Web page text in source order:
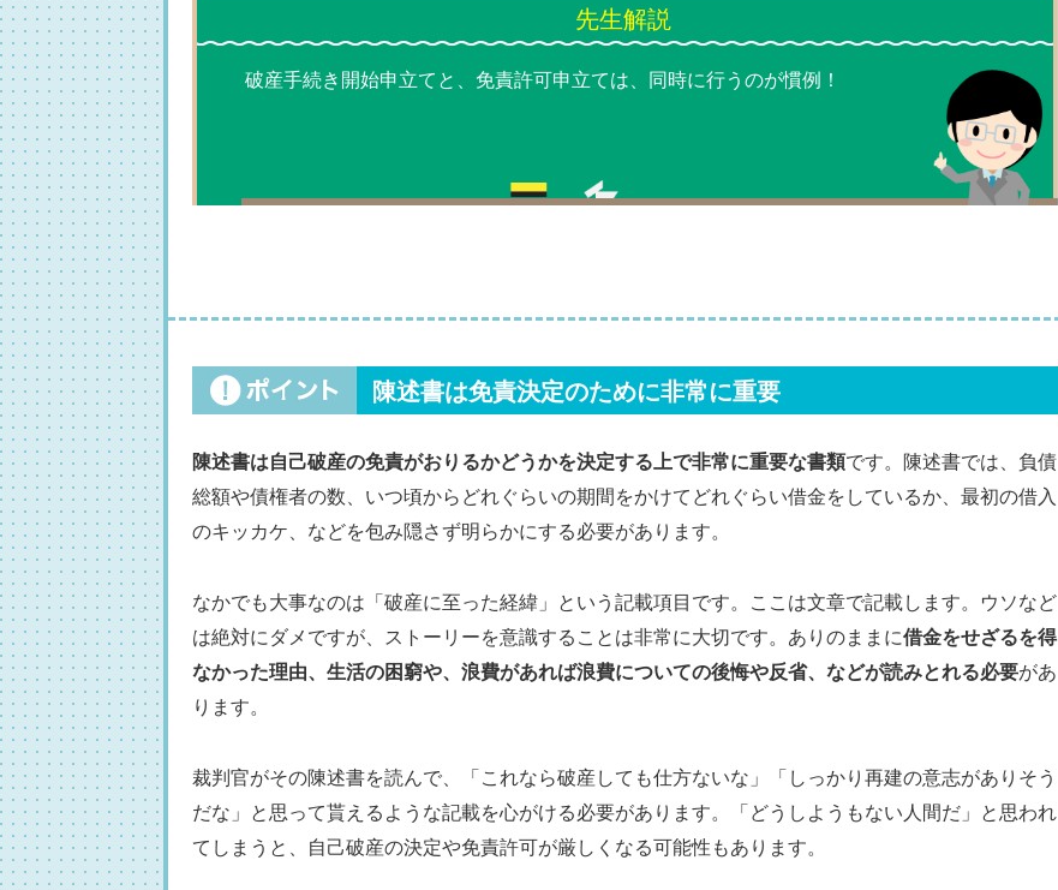
破産手続き開始申立てと、免責許可申立ては、同時に行うのが慣例！
陳述書は免責決定のために非常に重要
陳述書は自己破産の免責がおりるかどうかを決定する上で非常に重要な書類です。陳述書では、負債
総額や債権者の数、いつ頃からどれぐらいの期間をかけてどれぐらい借金をしているか、最初の借入
のキッカケ、などを包み隠さず明らかにする必要があります。
なかでも大事なのは「破産に至った経緯」という記載項目です。ここは文章で記載します。ウソなど
は絶対にダメですが、ストーリーを意識することは非常に大切です。ありのままに借金をせざるを得
なかった理由、生活の困窮や、浪費があれば浪費についての後悔や反省、などが読みとれる必要があ
ります。
裁判官がその陳述書を読んで、「これなら破産しても仕方ないな」「しっかり再建の意志がありそう
だな」と思って貰えるような記載を心がける必要があります。「どうしようもない人間だ」と思われ
てしまうと、自己破産の決定や免責許可が厳しくなる可能性もあります。